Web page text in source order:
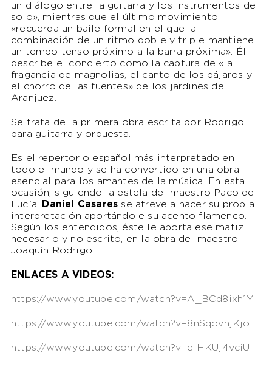
un diálogo entre la guitarra y los instrumentos de
solo», mientras que el último movimiento
«recuerda un baile formal en el que la
combinación de un ritmo doble y triple mantiene
un tempo tenso próximo a la barra próxima». Él
describe el concierto como la captura de « la
fragancia de magnolias, el canto de los pájaros y
el chorro de las fuentes» de los jardines de
Aranjuez.
Se trata de la primera obra escrita por Rodrigo
para guitarra y orquesta.
Es el repertorio español más interpretado en
todo el mundo y se ha convertido en una obra
esencial para los amantes de la música. En esta
ocasión, siguiendo la estela del maestro Paco de
Lucía, Daniel Casares se atreve a hacer su propia
interpretación aportándole su acento flamenco.
Según los entendidos, éste le aporta ese matiz
necesario y no escrito, en la obra del maestro
Joaquín Rodrigo.
ENLACES A VIDEOS:
https://www.youtube.com/watch?v=A_BCd8ixh1Y
https://www.youtube.com/watch?v=8nSqovhjKjo
https://www.youtube.com/watch?v=elHKUj4vciU